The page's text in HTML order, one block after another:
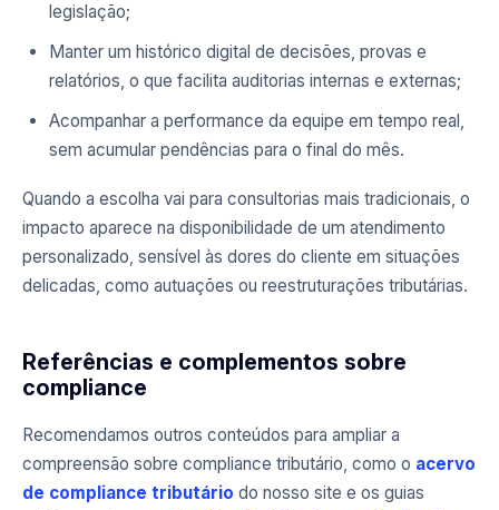
legislação;
Manter um histórico digital de decisões, provas e
relatórios, o que facilita auditorias internas e externas;
Acompanhar a performance da equipe em tempo real,
sem acumular pendências para o final do mês.
Quando a escolha vai para consultorias mais tradicionais, o
impacto aparece na disponibilidade de um atendimento
personalizado, sensível às dores do cliente em situações
delicadas, como autuações ou reestruturações tributárias.
Referências e complementos sobre
compliance
Recomendamos outros conteúdos para ampliar a
compreensão sobre compliance tributário, como o acervo
de compliance tributário do nosso site e os guias